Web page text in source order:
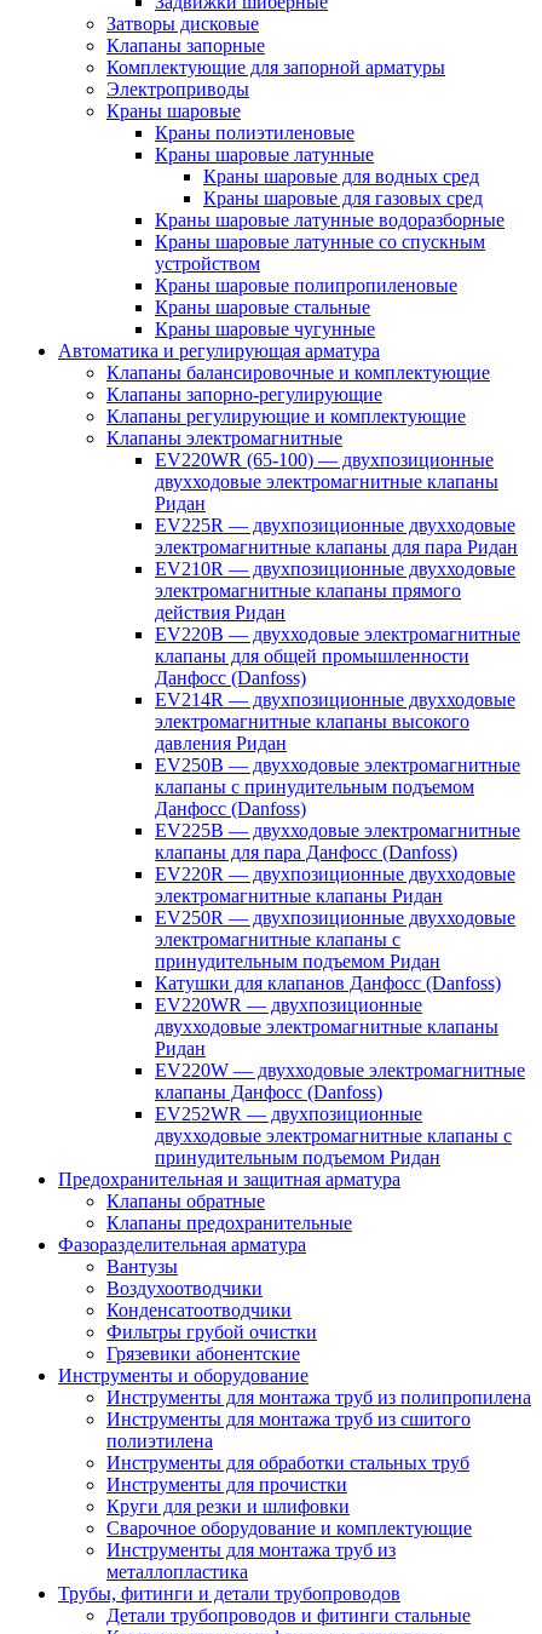
Затворы дисковые
Клапаны запорные
Комплектующие для запорной арматуры
Электроприводы
Краны шаровые
Краны полиэтиленовые
Краны шаровые латунные
Краны шаровые для водных сред
Краны шаровые для газовых сред
Краны шаровые латунные водоразборные
Краны шаровые латунные со спускным
устройством
Краны шаровые полипропиленовые
Краны шаровые стальные
Краны шаровые чугунные
Автоматика и регулирующая арматура
Клапаны балансировочные и комплектующие
Клапаны запорно-регулирующие
Клапаны регулирующие и комплектующие
Клапаны электромагнитные
EV220WR (65-100) — двухпозиционные
двухходовые электромагнитные клапаны
Ридан
EV225R — двухпозиционные двухходовые
электромагнитные клапаны для пара Ридан
EV210R — двухпозиционные двухходовые
электромагнитные клапаны прямого
действия Ридан
EV220B — двухходовые электромагнитные
клапаны для общей промышленности
Данфосс (Danfoss)
EV214R — двухпозиционные двухходовые
электромагнитные клапаны высокого
давления Ридан
EV250B — двухходовые электромагнитные
клапаны с принудительным подъемом
Данфосс (Danfoss)
EV225B — двухходовые электромагнитные
клапаны для пара Данфосс (Danfoss)
EV220R — двухпозиционные двухходовые
электромагнитные клапаны Ридан
EV250R — двухпозиционные двухходовые
электромагнитные клапаны с
принудительным подъемом Ридан
Катушки для клапанов Данфосс (Danfoss)
EV220WR — двухпозиционные
двухходовые электромагнитные клапаны
Ридан
EV220W — двухходовые электромагнитные
клапаны Данфосс (Danfoss)
EV252WR — двухпозиционные
двухходовые электромагнитные клапаны с
принудительным подъемом Ридан
Предохранительная и защитная арматура
Клапаны обратные
Клапаны предохранительные
Фазоразделительная арматура
Вантузы
Воздухоотводчики
Конденсатоотводчики
Фильтры грубой очистки
Грязевики абонентские
Инструменты и оборудование
Инструменты для монтажа труб из полипропилена
Инструменты для монтажа труб из сшитого
полиэтилена
Инструменты для обработки стальных труб
Инструменты для прочистки
Круги для резки и шлифовки
Сварочное оборудование и комплектующие
Инструменты для монтажа труб из
металлопластика
Трубы, фитинги и детали трубопроводов
Детали трубопроводов и фитинги стальные